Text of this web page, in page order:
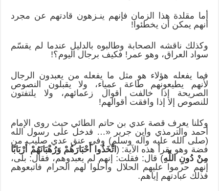
أما مقلدة هذا الزمان فإنهم ينـزهون قادتهم عن مجرد
أنهم يمكن أن يخطئوا!
وكذلك ناقشه الصحابة وطالبوه بالدليل عندما لم يقسّم
سواد العراق، وهو عمر! فكيف برجال اليوم؟!
فما يفعله هؤلاء هو مثل ما يفعله من يعبدون الرجال
لأنهم يطيعونهم طاعة عمياء، ولا يقبلون النصوص
الصريحة إذا خالفت أقوال زعمائهم، ولا يلتفتون
للنصوص إلا إذا وافقت أقوالهم!
وكلنا يعرف قصة عدي بن حاتم الطائي حيث روى الإمام
أحمد والترمذي وابن جرير «… فدخل على رسول الله
(صلى الله عليه وآله وسلم) وفي عنق عدي صليب من
فضة وهو يقرأ هذه الآية: ( اتَّخَذُوا أَحْبَارَهُمْ وَرُهْبَانَهُمْ أَرْبَابًا
مِنْ دُونِ اللَّهِ) قال: فقلت: إنهم لم يعبدوهم، فقال: بلى،
إنهم حرموا عليهم الحلال وأحلوا لهم الحرام فاتبعوهم
فذلك عبادتهم إياهم.